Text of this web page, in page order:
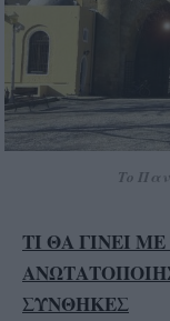
Το
ΤΙ ΘΑ ΓΙΝΕΙ
ΣΥΝΘΗΚΕΣ